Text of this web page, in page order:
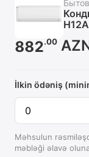
882.00
İlkin ödəniş
Məhsulun
məbləği əlavə